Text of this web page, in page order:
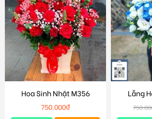
Hoa Sinh Nhật M356
750.000₫
Lẵng